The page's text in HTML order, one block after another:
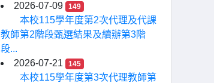
2026-07-09
149
本校115學年度第2次代理及代課
教師第2階段甄選結果及續辦第3階
段...
2026-07-21
145
本校115學年度第3次代理教師第